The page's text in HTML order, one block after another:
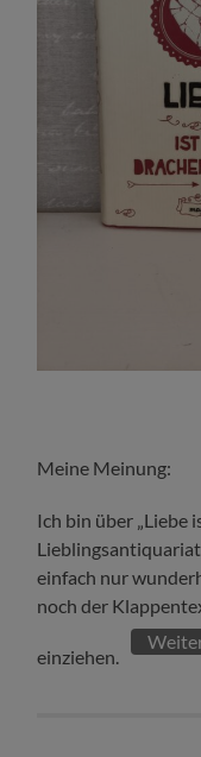
Meine Meinung:
Ich bin über „Liebe
einfach nur
noch der
einziehen.